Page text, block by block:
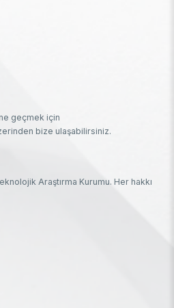
geçmek için
bize ulaşabilirsiniz.
Araştırma Kurumu. Her hakkı